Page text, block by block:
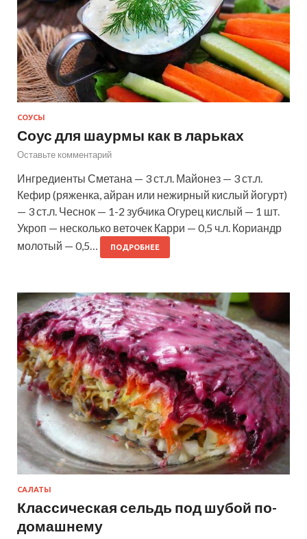
СОУСЫ
Соус для шаурмы как в ларьках
Оставьте комментарий
Ингредиенты Сметана — 3 ст.л. Майонез — 3 ст.л.
Кефир (ряженка, айран или нежирный кислый йогурт)
— 3 ст.л. Чеснок — 1-2 зубчика Огурец кислый — 1 шт.
Укроп — несколько веточек Карри — 0,5 ч.л. Кориандр
молотый — 0,5…
ПОДРОБНЕЕ
САЛАТЫ
Классическая сельдь под шубой по-
домашнему